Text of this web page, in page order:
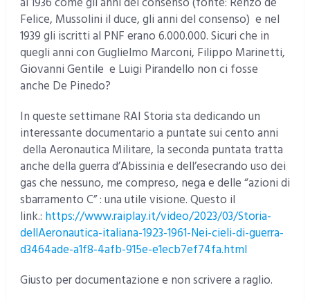
Felice, Mussolini il duce, gli anni del consenso) e nel
1939 gli iscritti al PNF erano 6.000.000. Sicuri che in
quegli anni con Guglielmo Marconi, Filippo Marinetti,
Giovanni Gentile e Luigi Pirandello non ci fosse
anche De Pinedo?
In queste settimane RAI Storia sta dedicando un
interessante documentario a puntate sui cento anni
della Aeronautica Militare, la seconda puntata tratta
anche della guerra d’Abissinia e dell’esecrando uso dei
gas che nessuno, me compreso, nega e delle “azioni di
sbarramento C” : una utile visione. Questo il
link.: https://www.raiplay.it/video/2023/03/Storia-
dellAeronautica-italiana-1923-1961-Nei-cieli-di-guerra-
d3464ade-a1f8-4afb-915e-e1ecb7ef74fa.html
Giusto per documentazione e non scrivere a raglio.